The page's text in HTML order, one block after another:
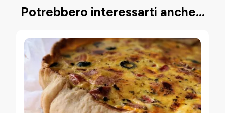
Potrebbero interessarti anche...